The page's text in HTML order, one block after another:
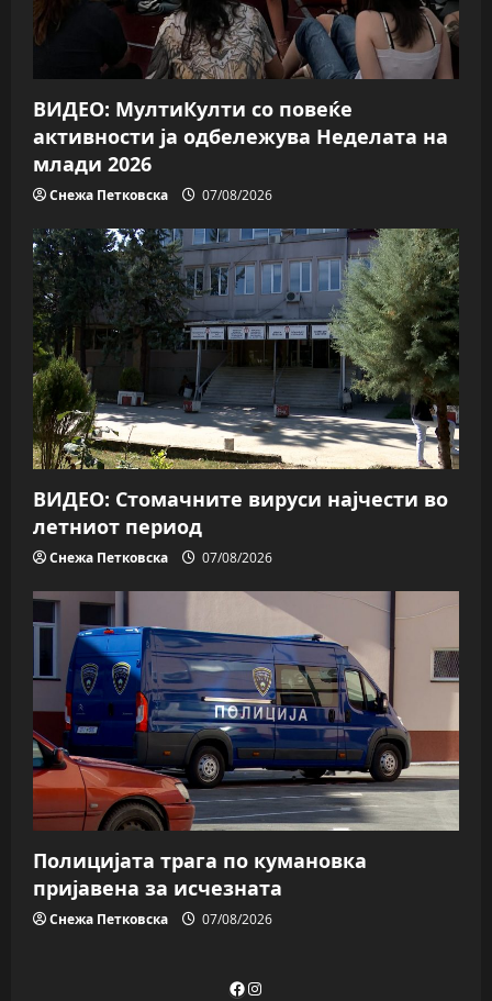
i
o
n
ВИДЕО: МултиКулти со повеќе
активности ја одбележува Неделата на
млади 2026
Снежа Петковска 07/08/2026
ВИДЕО: Стомачните вируси најчести во
летниот период
Снежа Петковска 07/08/2026
Полицијата трага пo кумановка
пријавена за исчезната
Снежа Петковска 07/08/2026
Facebook
Instagram